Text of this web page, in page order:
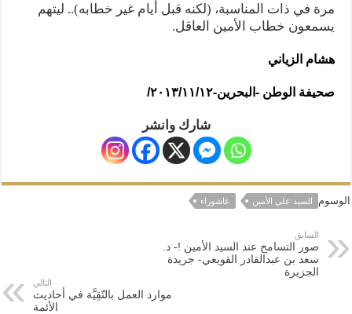
مرة في ذات المناسبة، (لكنه قبل أيام غير خطابه).. ليتهم
يسمعون خطاب الأمين العاقل.
هشام الزياني
صحيفة الوطن -البحرين-٢٠١٣/١١/١٢/
شارك وانشر
الوسوم السيد علي الأمين عاشوراء
السابق
صور التسامح عند السيد الأمين !- د.
سعد بن عبدالقادر القويعي- جريدة
الجزيرة
التالي
موارد العمل بالتّقِيَّة في أحاديث
الأئمة